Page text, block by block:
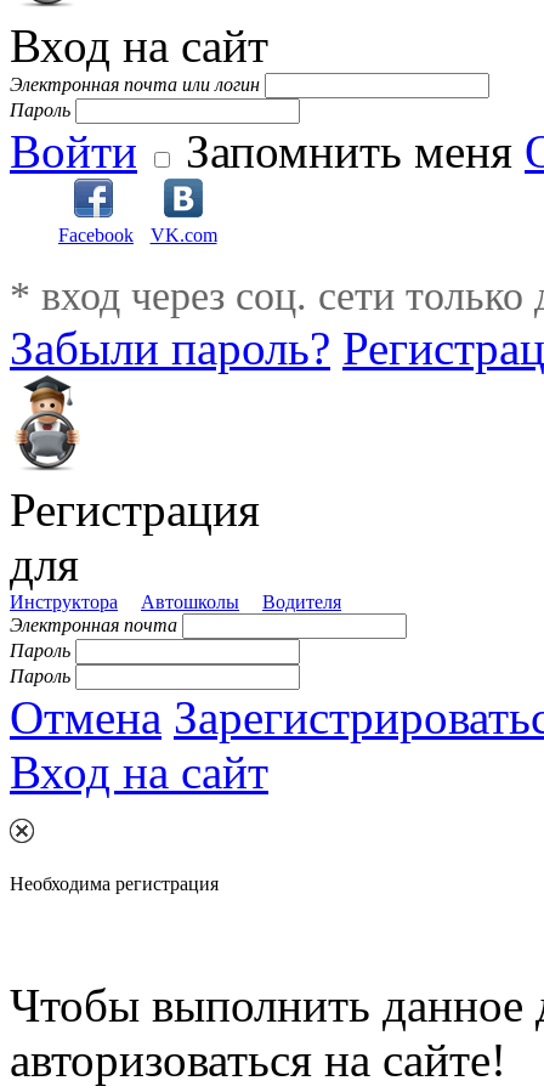
Вход на сайт
Электронная почта или логин
Пароль
Войти Запомнить меня
Facebook VK.com
* вход через соц. сети
Забыли пароль?
Регистрация
для
Инструктора Автошколы
Водителя
Электронная почта
Пароль
Пароль
Отмена
Вход на сайт
Необходима регистрация
Чтобы выполнить данное
авторизоваться на сайте!